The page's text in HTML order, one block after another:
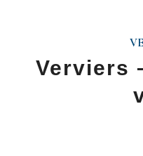
Verviers